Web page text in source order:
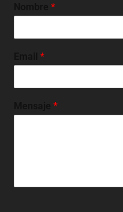
Nombre*
Email*
Mensaje*